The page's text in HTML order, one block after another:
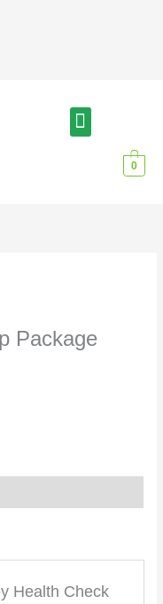
Menu
0
Package
.
Health Check